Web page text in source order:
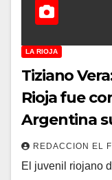
LA RIOJA
Tiziano
Rioja fue
Argentina
REDACCION EL
​El juvenil riojano